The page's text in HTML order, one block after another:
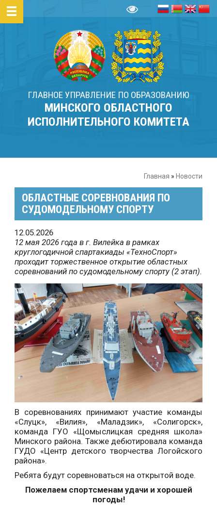
ГЛАВНОЕ УПРАВЛЕНИЕ ПО ОБРАЗОВАНИЮ
МИНСКОГО ОБЛАСТНОГО
ИСПОЛНИТЕЛЬНОГО КОМИТЕТА
Главная » Новости
ОБЛАСТНЫЕ СОРЕВНОВАНИЯ ПО
СУДОМОДЕЛЬНОМУ СПОРТУ
12.05.2026
12 мая 2026 года в г. Вилейка в рамках
круглогодичной спартакиады «ТехноСпорт»
проходит торжественное открытие областных
соревнований по судомодельному спорту (2 этап).
В соревнованиях принимают участие команды
«Слуцк», «Вилия», «Маладзик», «Солигорск»,
команда ГУО «Щомыслицкая средняя школа»
Минского района. Также дебютировала команда
ГУДО «Центр детского творчества Логойского
района».
Ребята будут соревноваться на открытой воде.
Пожелаем спортсменам удачи и хорошей
погоды!